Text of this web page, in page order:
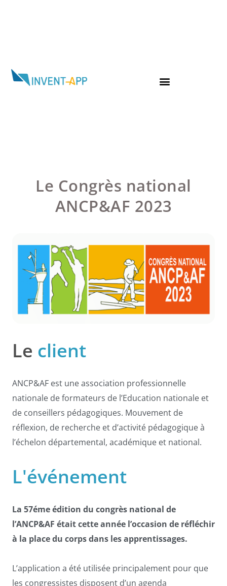
Le Congrès national
ANCP&AF 2023
Le client
ANCP&AF est une association professionnelle
nationale de formateurs de l’Education nationale et
de conseillers pédagogiques. Mouvement de
réflexion, de recherche et d’activité pédagogique à
l’échelon départemental, académique et national.
L'événement
La 57éme édition du congrès national de
l’ANCP&AF était cette année l’occasion de réfléchir
à la place du corps dans les apprentissages.
L’application a été utilisée principalement pour que
les congressistes disposent d’un agenda